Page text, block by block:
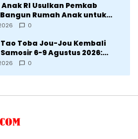
RI Usulkan Pemkab
Rumah Anak untuk
0
Toba Jou-Jou Kembali
6-9 Agustus 2026:
Kemeriahan dan Raih
0